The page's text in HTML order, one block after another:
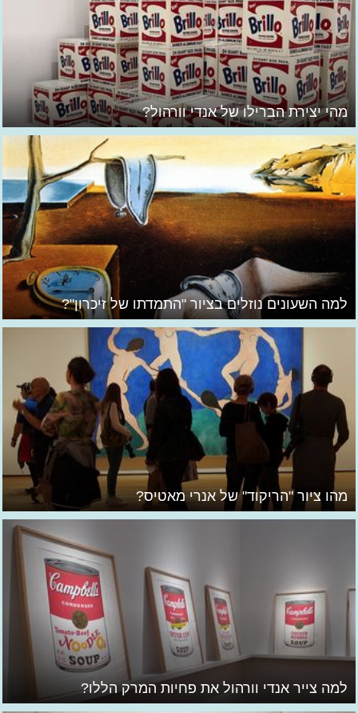
מהי יצירת הברילו של אנדי וורהול?
למה השעונים נוזלים בציור "התמדתו של זיכרון"?
מהו ציור "הריקוד" של אנרי מאטיס?
למה צייר אנדי וורהול את פחיות המרק הללו?